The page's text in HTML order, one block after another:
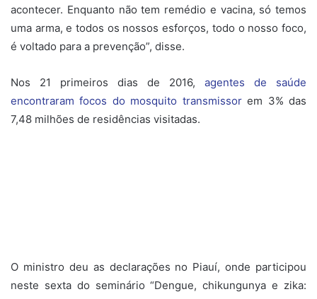
acontecer. Enquanto não tem remédio e vacina, só temos
uma arma, e todos os nossos esforços, todo o nosso foco,
é voltado para a prevenção”, disse.
Nos 21 primeiros dias de 2016, agentes de saúde
encontraram focos do mosquito transmissorem 3% das
7,48 milhões de residências visitadas.
O ministro deu as declarações no Piauí, onde participou
neste sexta do seminário “Dengue, chikungunya e zika: